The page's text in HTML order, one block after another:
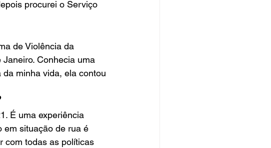
procurei o Serviço
de Violência da
Conhecia uma
minha vida, ela contou
É uma experiência
em situação de rua é
com todas as políticas